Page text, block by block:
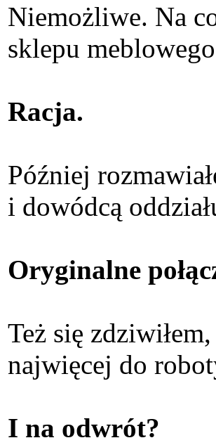
Niemożliwe. Na
sklepu
Racja.
Później
i dowódcą
Oryginalne
Też się
najwięcej do
I na odwrót?